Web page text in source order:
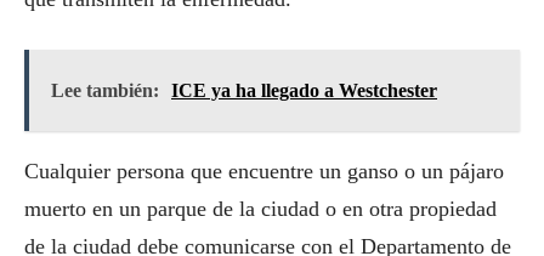
Lee también: ICE ya ha llegado a Westchester
Cualquier persona que encuentre un ganso o un pájaro
muerto en un parque de la ciudad o en otra propiedad
de la ciudad debe comunicarse con el Departamento de